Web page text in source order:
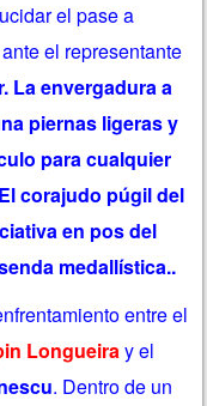
el pase a
el representante
La envergadura a
piernas ligeras y
para cualquier
corajudo púgil del
en pos del
medallística..
entre el
Longueiray el
. Dentro de un